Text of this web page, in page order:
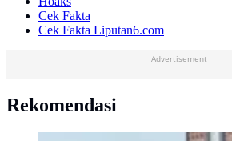
Cek Fakta
Cek Fakta Liputan6.com
Advertisement
Rekomendasi